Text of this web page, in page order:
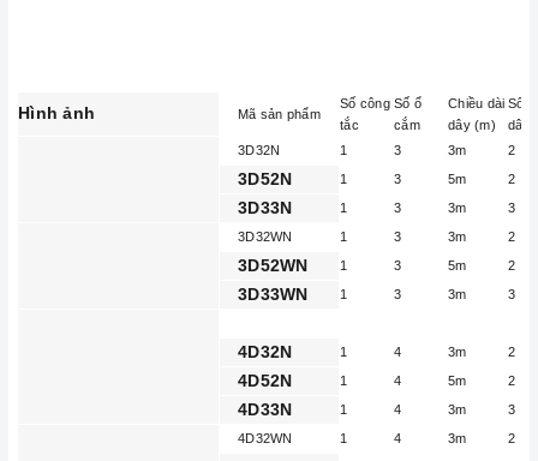
Hình ảnh Mã sản phẩm
Số công
tắc
Số ổ
cắm
Chiều dài
dây (m)
Số
dây
3D32N
1 3 3m 2
3D52N 1 3 5m 2
3D33N 1 3 3m
3
3D32WN
1 3 3m 2
3D52WN 1 3 5m 2
3D33WN 1 3 3m 3
4D32N 1 4 3m 2
4D52N 1 4 5m 2
4D33N 1 4 3m
3
4D32WN
1 4 3m 2